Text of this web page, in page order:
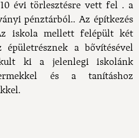
évi törlesztésre vett fel . a
pénztárból.. Az építkezés
iskola mellett felépült két
a bővítésével
ki a jelenlegi iskolánk
és a tanításhoz